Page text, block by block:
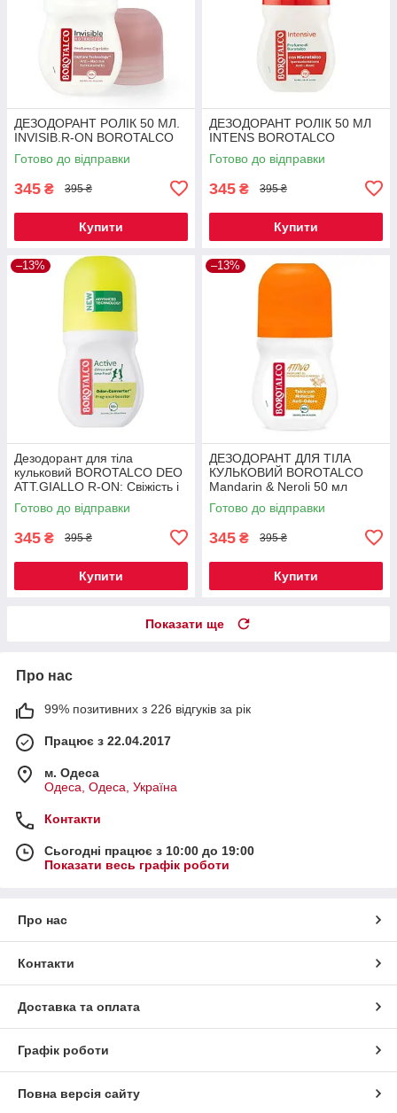
ДЕЗОДОРАНТ РОЛІК 50 МЛ.
INVISIB.R-ON BOROTALCO
Готово до відправки
345 ₴ 395 ₴
Купити
ДЕЗОДОРАНТ РОЛІК 50 МЛ
INTENS BOROTALCO
Готово до відправки
345 ₴ 395 ₴
Купити
–13%
Дезодорант для тіла
кульковий BOROTALCO DEO
ATT.GIALLO R-ON: Свіжість і
захист на весь день 50 мл
Готово до відправки
345 ₴ 395 ₴
Купити
–13%
ДЕЗОДОРАНТ ДЛЯ ТІЛА
КУЛЬКОВИЙ BOROTALCO
Mandarin & Neroli 50 мл
Готово до відправки
345 ₴ 395 ₴
Купити
Показати ще
Про нас
99% позитивних з 226 відгуків за рік
Працює з 22.04.2017
м. Одеса
Одеса, Одеса, Україна
Контакти
Сьогодні працює з 10:00 до 19:00
Показати весь графік роботи
Про нас
Контакти
Доставка та оплата
Графік роботи
Повна версія сайту